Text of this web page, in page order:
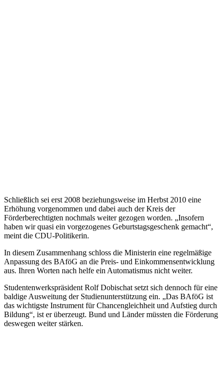
Schließlich sei erst 2008 beziehungsweise im Herbst 2010 eine
Erhöhung vorgenommen und dabei auch der Kreis der
Förderberechtigten nochmals weiter gezogen worden. „Insofern
haben wir quasi ein vorgezogenes Geburtstagsgeschenk gemacht“,
meint die CDU-Politikerin.
In diesem Zusammenhang schloss die Ministerin eine regelmäßige
Anpassung des BAföG an die Preis- und Einkommensentwicklung
aus. Ihren Worten nach helfe ein Automatismus nicht weiter.
Studentenwerkspräsident Rolf Dobischat setzt sich dennoch für eine
baldige Ausweitung der Studienunterstützung ein. „Das BAföG ist
das wichtigste Instrument für Chancengleichheit und Aufstieg durch
Bildung“, ist er überzeugt. Bund und Länder müssten die Förderung
deswegen weiter stärken.